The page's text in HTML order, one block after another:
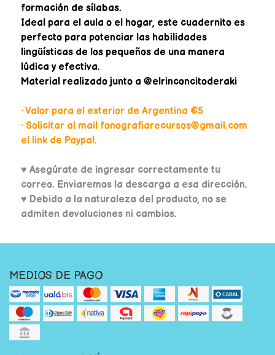
formación de sílabas.
Ideal para el aula o el hogar, este cuadernito es
perfecto para potenciar las habilidades
lingüísticas de los pequeños de una manera
lúdica y efectiva.
Material realizado junto a @elrinconcitoderaki
• Valor para el exterior de Argentina €5
• Solicitar al mail fonografiarecursos@gmail.com
el link de Paypal.
♥ Asegúrate de ingresar correctamente tu
correo. Enviaremos la descarga a esa dirección.
♥ Debido a la naturaleza del producto, no se
admiten devoluciones ni cambios.
MEDIOS DE PAGO